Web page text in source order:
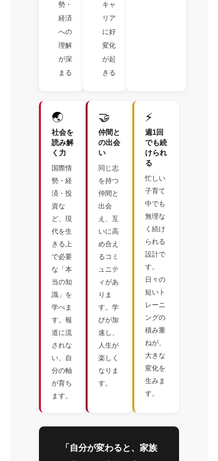
勢・
経済
への
理解
が深
まる
キャ
リア
に好
変化
が起
きる
🌏
社会を
読み解
く力
国際情
勢・経
済・投
資な
ど、現
代を生
きる上
で必要
な「本
当の知
識」を
学べま
す。報
道に流
されな
い、自
分の軸
が育ち
ます。
🤝
仲間と
の出会
い
同じ志
を持つ
仲間と
出会
え、互
いに高
め合え
るコミ
ュニテ
ィがあ
りま
す。学
びが加
速し、
人生が
楽しく
なりま
す。
⚡
週1回
でも続
けられ
る
忙しい
子育て
中でも
無理な
く続け
られる
設計で
す。
日々の
短いト
レーニ
ングの
積み重
ねが、
大きな
変化を
生みま
す。
「自分が変わると、家族